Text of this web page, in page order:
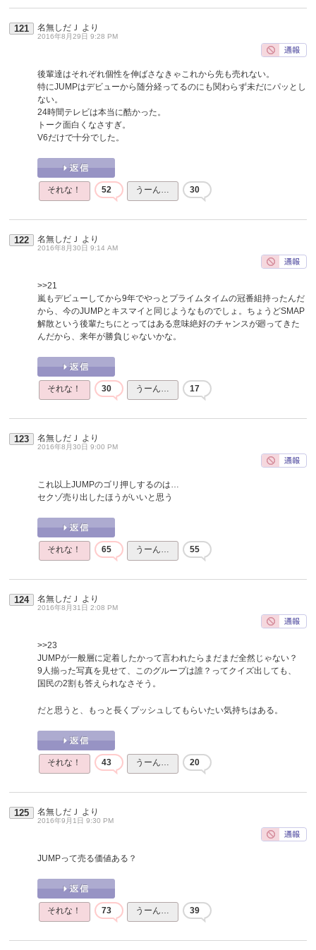
121 名無しだＪ より
2016年8月29日 9:28 PM
後輩達はそれぞれ個性を伸ばさなきゃこれから先も売れない。
特にJUMPはデビューから随分経ってるのにも関わらず未だにパッとし
ない。
24時間テレビは本当に酷かった。
トーク面白くなさすぎ。
V6だけで十分でした。
それな！ 52 うーん… 30
122 名無しだＪ より
2016年8月30日 9:14 AM
>>21
嵐もデビューしてから9年でやっとプライムタイムの冠番組持ったんだ
から、今のJUMPとキスマイと同じようなものでしょ。ちょうどSMAP
解散という後輩たちにとってはある意味絶好のチャンスが廻ってきた
んだから、来年が勝負じゃないかな。
それな！ 30 うーん… 17
123 名無しだＪ より
2016年8月30日 9:00 PM
これ以上JUMPのゴリ押しするのは…
セクゾ売り出したほうがいいと思う
それな！ 65 うーん… 55
124 名無しだＪ より
2016年8月31日 2:08 PM
>>23
JUMPが一般層に定着したかって言われたらまだまだ全然じゃない？
9人揃った写真を見せて、このグループは誰？ってクイズ出しても、
国民の2割も答えられなさそう。
だと思うと、もっと長くプッシュしてもらいたい気持ちはある。
それな！ 43 うーん… 20
125 名無しだＪ より
2016年9月1日 9:30 PM
JUMPって売る価値ある？
それな！ 73 うーん… 39